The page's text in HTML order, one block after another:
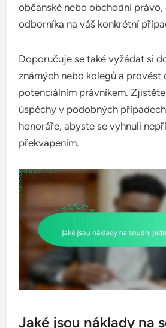
občanské nebo obchodní
odborníka na váš konkrétní
Doporučuje se také vyžádat si
známých nebo kolegů a provést
potenciálním právníkem.
úspěchy v podobných
honoráře, abyste se vyhnuli
překvapením.
Jaké jsou náklady na